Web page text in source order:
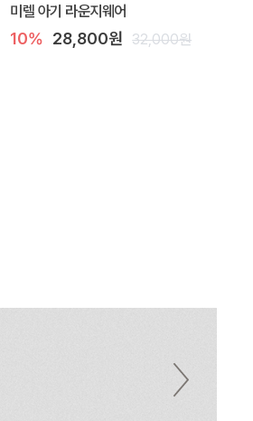
미렐 아기 라운지웨어
10% 28,800원 32,000원